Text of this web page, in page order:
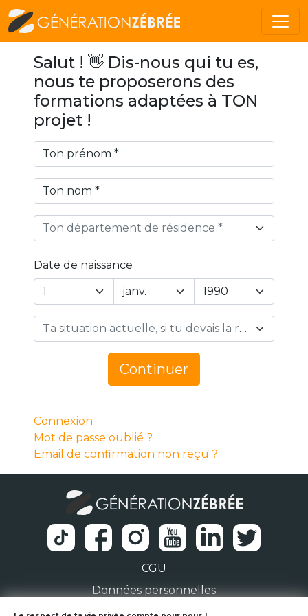
Salut ! 👋 Dis-nous qui tu es,
nous te proposerons des
formations adaptées à TON
projet !
Ton département de résidence *
Date de naissance
Year
Day
Ta situation actuelle, si tu devais la résumer en 1 mot… *
Continuer
Connexion
Mot de passe oublié ?
Email de confirmation non reçu ?
CGU
Données personnelles